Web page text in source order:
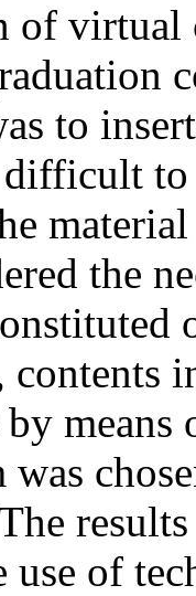
virtual
to
the
contents
means
use of